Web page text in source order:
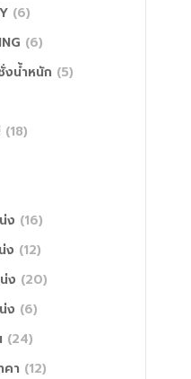
(6)
(6)
งน้ำหนัก (5)
(18)
ง (16)
ง (12)
ง (20)
ง (6)
(24)
คา (12)